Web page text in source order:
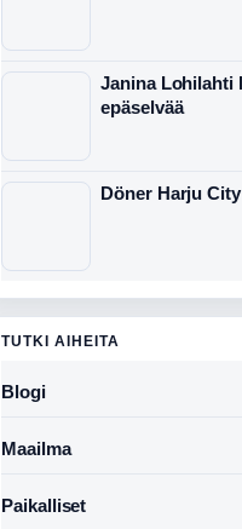
Janina Lohilahti
epäselvää
Döner Harju
TUTKI AIHEITA
Blogi
Maailma
Paikalliset